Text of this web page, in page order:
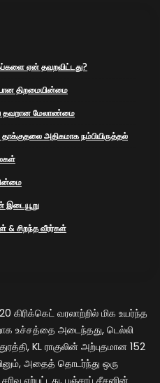
ஏன் தவறவிட்டது?
திறமையின்மை
தவறான மேலாண்மை
தாக்குதலை அதிகமாக நம்பியிருத்தல்
இடையூறு
& சிறந்த வீரர்கள்
கிரிக்கெட் வரலாற்றில் மிக உயர்ந்த
உச்சத்தை அடைந்தது, டெல்லி
KL ராகுலின் அற்புதமான 152
அதைத் தொடர்ந்து ஒரு